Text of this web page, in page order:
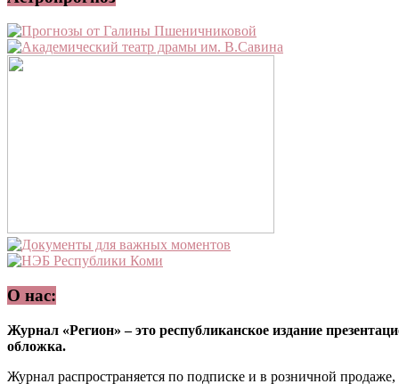
О нас:
Журнал «Регион» – это республиканское издание
обложка.
Журнал распространяется по подписке и в розничной